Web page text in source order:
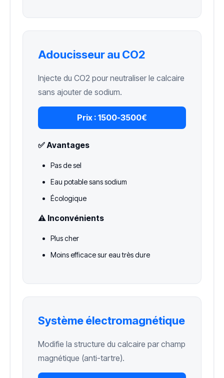
Adoucisseur au CO2
Injecte du CO2 pour neutraliser le calcaire
sans ajouter de sodium.
Prix : 1500-3500€
✅ Avantages
Pas de sel
Eau potable sans sodium
Écologique
⚠️ Inconvénients
Plus cher
Moins efficace sur eau très dure
Système électromagnétique
Modifie la structure du calcaire par champ
magnétique (anti-tartre).